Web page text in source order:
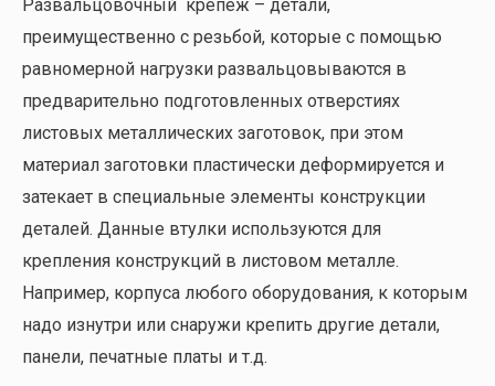
Развальцовочный крепеж – детали,
преимущественно с резьбой, которые с помощью
равномерной нагрузки развальцовываются в
предварительно подготовленных отверстиях
листовых металлических заготовок, при этом
материал заготовки пластически деформируется и
затекает в специальные элементы конструкции
деталей. Данные втулки используются для
крепления конструкций в листовом металле.
Например, корпуса любого оборудования, к которым
надо изнутри или снаружи крепить другие детали,
панели, печатные платы и т.д.